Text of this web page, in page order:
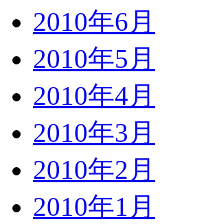
2010年6月
2010年5月
2010年4月
2010年3月
2010年2月
2010年1月